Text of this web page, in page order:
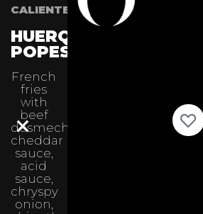
CALIENTES
HUERQUEHUE
POPES
French
fries
with
beef
desmechado,
cheddar
sauce,
acid
sauce,
chryspy
onion,